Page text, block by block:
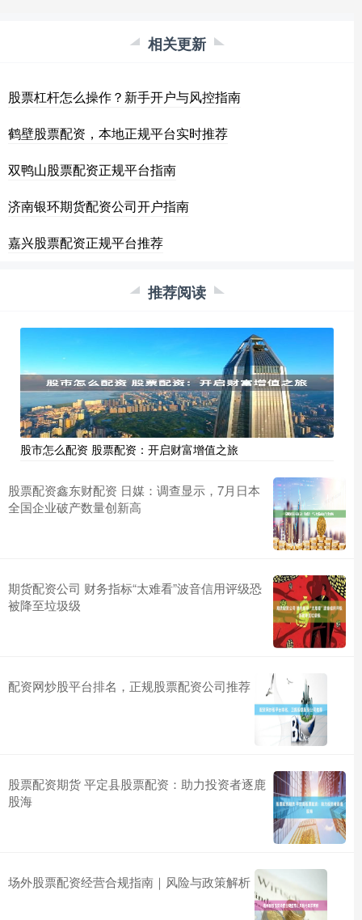
相关更新
股票杠杆怎么操作？新手开户与风控指南
鹤壁股票配资，本地正规平台实时推荐
双鸭山股票配资正规平台指南
济南银环期货配资公司开户指南
嘉兴股票配资正规平台推荐
推荐阅读
股市怎么配资 股票配资：开启财富增值之旅
股票配资鑫东财配资 日媒：调查显示，7月日本
全国企业破产数量创新高
期货配资公司 财务指标“太难看”波音信用评级恐
被降至垃圾级
配资网炒股平台排名，正规股票配资公司推荐
股票配资期货 平定县股票配资：助力投资者逐鹿
股海
场外股票配资经营合规指南｜风险与政策解析